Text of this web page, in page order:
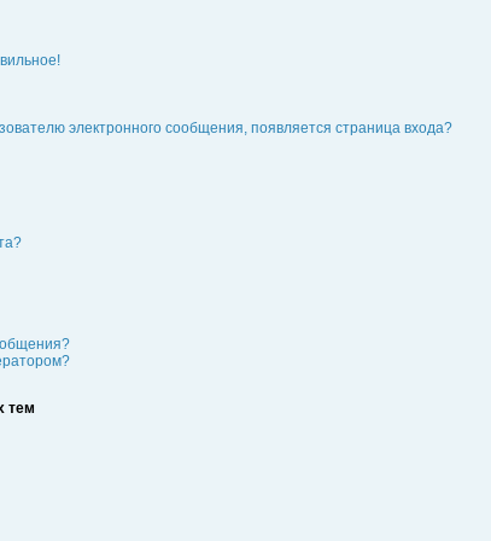
электронного сообщения, появляется страница входа?
тем